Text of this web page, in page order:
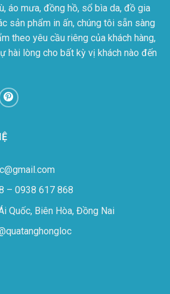
áo mưa, đồng hồ, sổ bìa da, đồ gia
sản phẩm in ấn, chúng tôi sẵn sàng
theo yêu cầu riêng của khách hàng,
hài lòng cho bất kỳ vị khách nào đến
– 0938 617 868
Quốc, Biên Hòa, Đồng Nai